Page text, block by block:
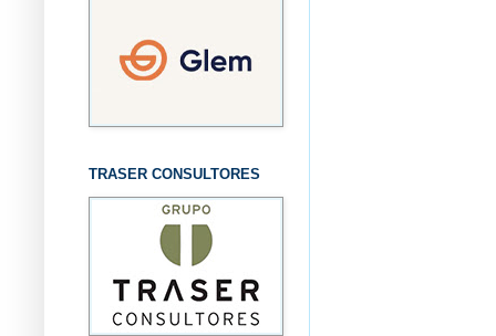
TRASER CONSULTORES